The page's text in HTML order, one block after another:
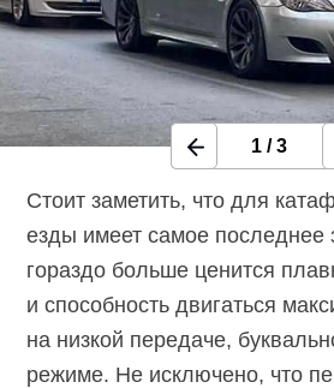
1 /3
Стоит заметить, что для
езды имеет самое последнее
гораздо больше ценится
и способность двигаться
на низкой передаче,
режиме. Не исключено, что